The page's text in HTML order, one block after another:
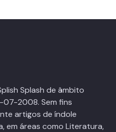
Splash de âmbito
2008. Sem fins
artigos de índole
em áreas como Literatura,